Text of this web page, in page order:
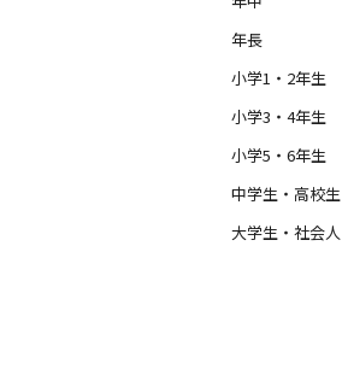
年長
小学1・2年生
小学3・4年生
小学5・6年生
中学生・高校生
大学生・社会人